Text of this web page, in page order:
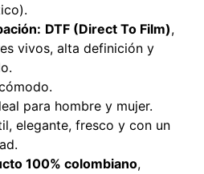
DTF (Direct To Film),
vivos, alta definición y
para hombre y mujer.
elegante, fresco y con un
100% colombiano,